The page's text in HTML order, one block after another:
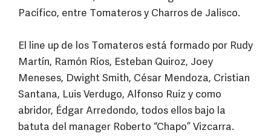
Pacífico, entre Tomateros y Charros de Jalisco.
El line up de los Tomateros está formado por Rudy
Martín, Ramón Ríos, Esteban Quiroz, Joey
Meneses, Dwight Smith, César Mendoza, Cristian
Santana, Luis Verdugo, Alfonso Ruiz y como
abridor, Édgar Arredondo, todos ellos bajo la
batuta del manager Roberto “Chapo” Vizcarra.